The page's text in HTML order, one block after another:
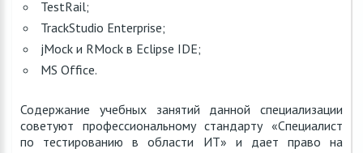
TestRail;
TrackStudio Enterprise;
jMock и RMock в Eclipse IDE;
MS Office.
Содержание учебных занятий данной специализации
советуют профессиональному стандарту «Специалист
по тестированию в области ИТ» и дает право на